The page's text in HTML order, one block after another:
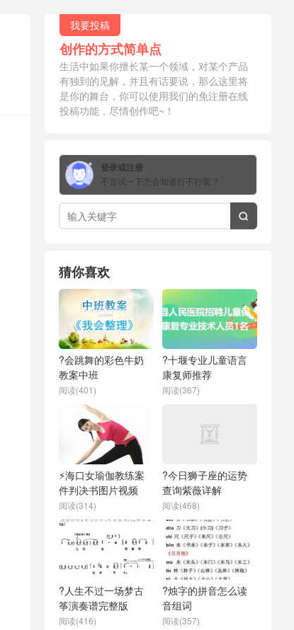
我要投稿
创作的方式简单点
生活中如果你擅长某一个领域，对某个产品
有独到的见解，并且有话要说，那么这里将
是你的舞台，你可以使用我们的免注册在线
投稿功能，尽情创作吧~！
登录或注册
不尝试一下怎会知道行不行呢？

猜你喜欢
?会跳舞的彩色牛奶
教案中班
阅读(401)
?十堰专业儿童语言
康复师推荐
阅读(367)
⚡海口女瑜伽教练案
件判决书图片视频
阅读(314)
?今日狮子座的运势
查询紫薇详解
阅读(468)
?人生不过一场梦古
筝演奏谱完整版
阅读(416)
?烛字的拼音怎么读
音组词
阅读(357)